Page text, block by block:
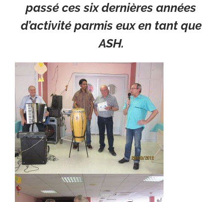
passé ces six dernières années
d’activité parmis eux en tant que
ASH.